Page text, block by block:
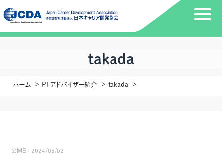
takada
ホーム PFアドバイザー紹介 takada
公開日： 2024/05/02